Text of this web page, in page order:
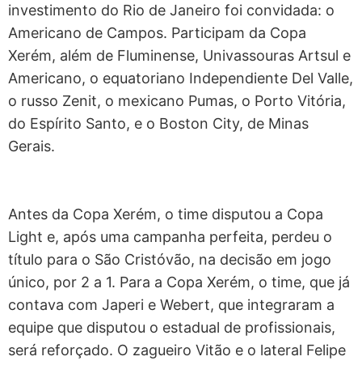
investimento do Rio de Janeiro foi convidada: o
Americano de Campos. Participam da Copa
Xerém, além de Fluminense, Univassouras Artsul e
Americano, o equatoriano Independiente Del Valle,
o russo Zenit, o mexicano Pumas, o Porto Vitória,
do Espírito Santo, e o Boston City, de Minas
Gerais.
Antes da Copa Xerém, o time disputou a Copa
Light e, após uma campanha perfeita, perdeu o
título para o São Cristóvão, na decisão em jogo
único, por 2 a 1. Para a Copa Xerém, o time, que já
contava com Japeri e Webert, que integraram a
equipe que disputou o estadual de profissionais,
será reforçado. O zagueiro Vitão e o lateral Felipe